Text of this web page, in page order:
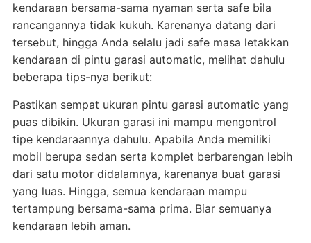
kendaraan bersama-sama nyaman serta safe bila
rancangannya tidak kukuh. Karenanya datang dari
tersebut, hingga Anda selalu jadi safe masa letakkan
kendaraan di pintu garasi automatic, melihat dahulu
beberapa tips-nya berikut:
Pastikan sempat ukuran pintu garasi automatic yang
puas dibikin. Ukuran garasi ini mampu mengontrol
tipe kendaraannya dahulu. Apabila Anda memiliki
mobil berupa sedan serta komplet berbarengan lebih
dari satu motor didalamnya, karenanya buat garasi
yang luas. Hingga, semua kendaraan mampu
tertampung bersama-sama prima. Biar semuanya
kendaraan lebih aman.